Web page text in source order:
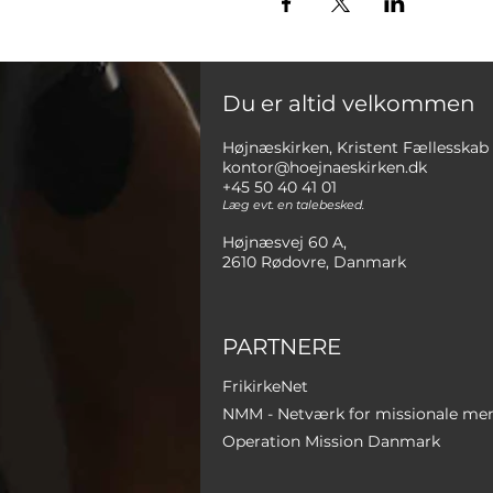
Du er altid velkommen
Højnæskirken, Kristent Fællesskab
kontor@hoejnaeskirken.dk
+45 50 40 41 01
Læg evt. en talebesked.
Højnæsvej 60 A,
2610 Rødovre, Danmark
PARTNERE
FrikirkeNet
NMM - Netværk for missionale
Operation Mission Danmark